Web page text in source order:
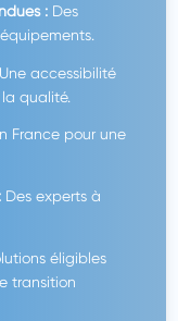
: Des
Une accessibilité
qualité.
France pour une
Des experts à
éligibles
transition